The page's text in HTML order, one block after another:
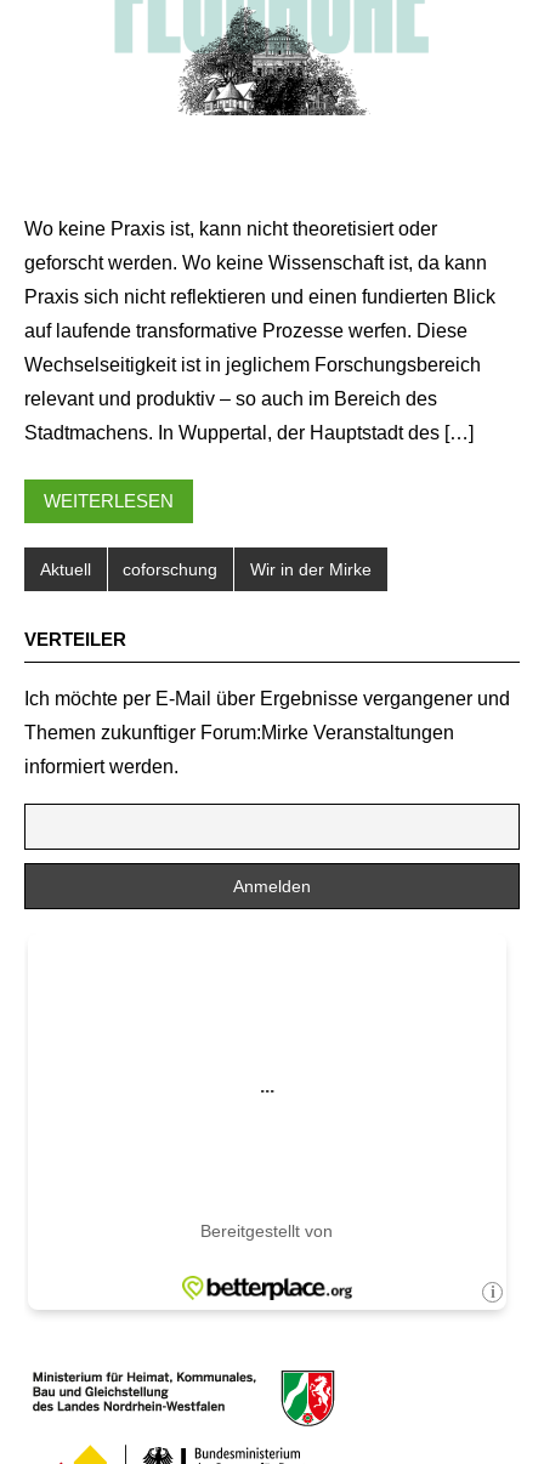
Wo keine Praxis ist, kann nicht theoretisiert oder
geforscht werden. Wo keine Wissenschaft ist, da kann
Praxis sich nicht reflektieren und einen fundierten Blick
auf laufende transformative Prozesse werfen. Diese
Wechselseitigkeit ist in jeglichem Forschungsbereich
relevant und produktiv – so auch im Bereich des
Stadtmachens. In Wuppertal, der Hauptstadt des […]
WEITERLESEN
Aktuell coforschung Wir in der Mirke
VERTEILER
Ich möchte per E-Mail über Ergebnisse vergangener und
Themen zukunftiger Forum:Mirke Veranstaltungen
informiert werden.